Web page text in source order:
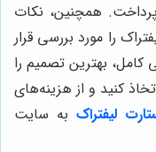
همچنین، نکات
را مورد بررسی قرار
بهترین تصمیم را
کنید و از هزینه‌های
لیفتراک به سایت